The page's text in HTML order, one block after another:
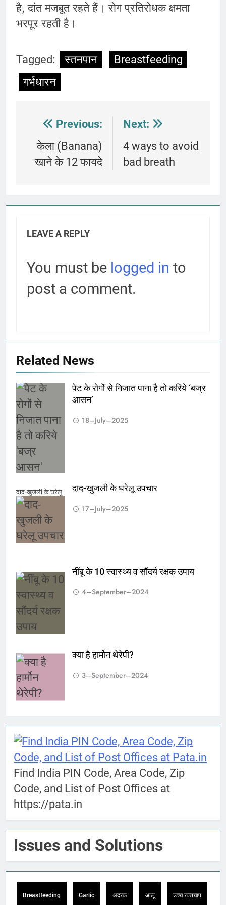
है, दांत मजबूत रहते हैं। रोग प्रतिरोधक क्षमता
भरपूर रहती है।
Tagged: स्तनपान
Breastfeeding
गर्भधारन
Post
navigation
Previous:
केला (Banana)
खाने के 12 फायदे
Next:
4 ways to avoid
bad breath
LEAVE A REPLY
You must be logged in to
post a comment.
Related News
पेट के रोगों से निजात
पाना है तो करिये 'बज्र
आसन'
पेट के रोगों से निजात पाना है तो करिये ‘बज्र
आसन’
18–July–2025
दाद-खुजली के घरेलू
उपचार
दाद-खुजली के घरेलू उपचार
17–July–2025
नींबू के 10 स्वास्थ्य व
सौंदर्य रक्षक उपाय
नींबू के 10 स्वास्थ्य व सौंदर्य रक्षक उपाय
4–September–2024
क्या है हार्मोन थेरेपी?
क्या है हार्मोन थेरेपी?
3–September–2024
Find India PIN Code, Area Code, Zip
Code, and List of Post Offices at
https://pata.in
Issues and Solutions
Breastfeeding Garlic अदरक आलू उच्च रक्तचाप